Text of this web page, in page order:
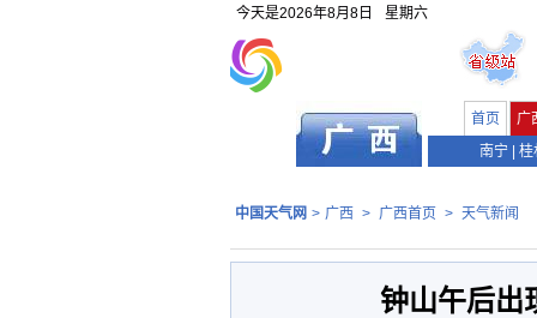
今天是2026年8月8日 星期六
首页
广
南宁
桂
中国天气网 > 广西 > 广西首页 > 天气新闻
钟山午后出